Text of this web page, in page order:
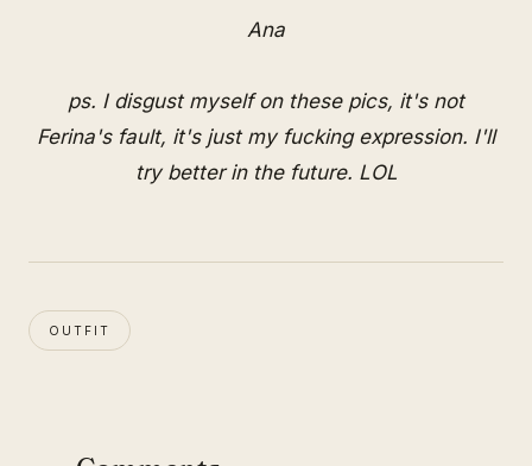
Ana
ps. I disgust myself on these pics, it's not
Ferina's fault, it's just my fucking expression. I'll
try better in the future. LOL
OUTFIT